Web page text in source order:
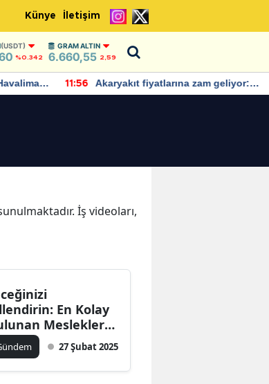
Künye İletişim
(USDT)
%0.342
GRAM ALTIN
6.660,55 2,59
11:56
Akaryakıt fiyatlarına zam geliyor:
Yeni tarih açıklandı
İş videoları,
En Kolay
Meslekler
27 Şubat 2025